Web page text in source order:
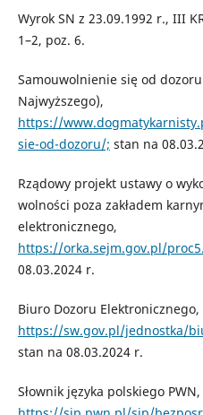
Wyrok SN z 23.09.1992 r., III
1–2, poz. 6.
Samouwolnienie się od
Najwyższego),
https://
sie-od-dozoru/; stan na
Rządowy projekt ustawy o
wolności poza zakładem
elektronicznego,
https://orka.sejm.gov.pl/
08.03.2024 r.
Biuro Dozoru Elektronicznego,
https://sw.gov.pl/jednostka/
stan na 08.03.2024 r.
Słownik języka polskiego PWN,